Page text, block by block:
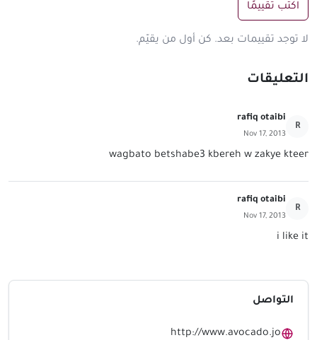
اكتب تقييمًا
لا توجد تقييمات بعد. كن أول من يقيّم.
التعليقات
R
rafiq otaibi
Nov 17, 2013
wagbato betshabe3 kbereh w zakye kteer
R
rafiq otaibi
Nov 17, 2013
i like it
التواصل
http://www.avocado.jo